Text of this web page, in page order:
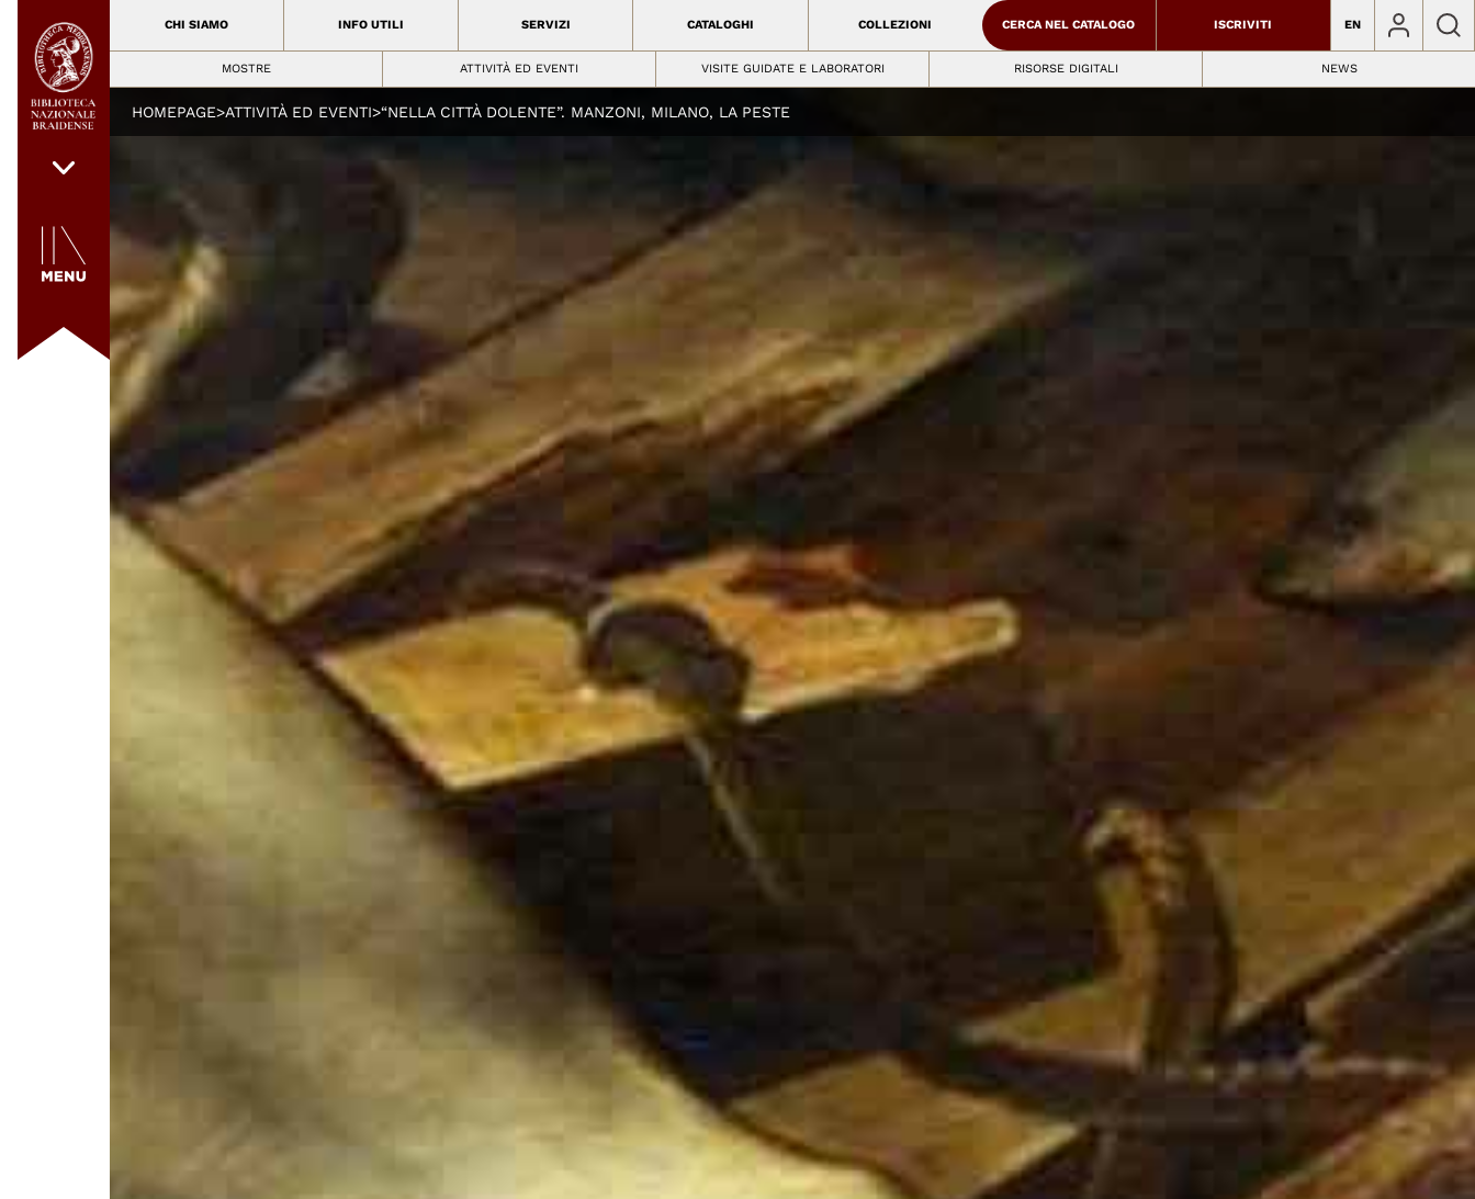
CHI SIAMO INFO UTILI SERVIZI CATALOGHI COLLEZIONI CERCA NEL CATALOGO ISCRIVITI EN
MOSTRE ATTIVITÀ ED EVENTI VISITE GUIDATE E LABORATORI RISORSE DIGITALI NEWS
HOMEPAGE>ATTIVITÀ ED EVENTI>“NELLA CITTÀ DOLENTE”. MANZONI, MILANO, LA PESTE